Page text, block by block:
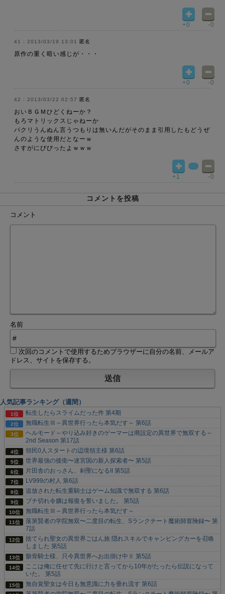
+0 -0
2013/03/19 13:01 匿名
原作の重く暗い感じが・・・
+0 -0
2013/03/22 02:57 匿名
おいＢＧＭひどくねーか？
もろマトリックスじゃねーか
パクリうんぬん言うつもりは無いんだがそのまま引用したもどうぜ
んのような使用だとなーｗ
さすがにびびったよｗｗｗ
+1 -0
コメントを投稿
コメント
名前
次回のコメントで使用するためブラウザーに自分の名前、メールア
ドレス、サイトを保存する。
人気記事ランキング（週間）
転生したらスライムだった件 第4期
無職転生Ⅲ～異世界行ったら本気だす～ 第6話
ヘルモード～やり込み好きのゲーマーは廃設定の異世界で無双する～
2nd Season 第17話
領民0人スタートの辺境領主様 第6話
世界最強の後衛〜迷宮国の新人探索者〜 第5話
片田舎のおっさん、剣聖になるII 第5話
LV999の村人 第6話
追放された転生重騎士はゲーム知識で無双する 第6話
ブチ切れ令嬢は報復を誓いました。 第5話
無職転生Ⅲ～異世界行ったら本気だす～
落第賢者の学院無双〜二度目の転生、Sランクチート魔術師冒険録〜 第
7話
捨てられ聖女の異世界ごはん旅 隠れスキルでキャンピングカーを召喚
しました 第5話
骸骨騎士様、只今異世界へお出掛け中Ⅱ 第5話
ここは俺に任せて先に行けと言ってから10年がたったら伝説になって
いた。 第5話
無自覚聖女は今日も無意識に力を垂れ流す 第6話